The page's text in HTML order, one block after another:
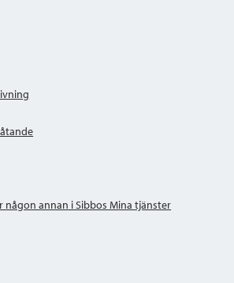
någon annan i Sibbos Mina tjänster